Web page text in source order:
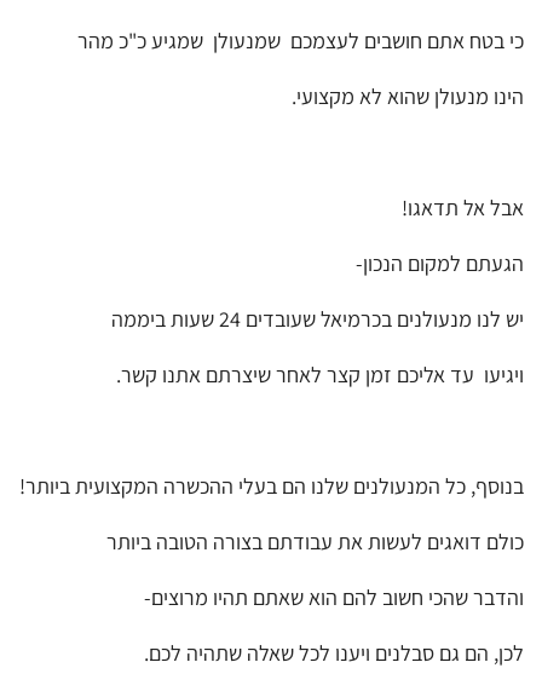
כי בטח אתם חושבים לעצמכם שמנעולן שמגיע כ"כ מהר
הינו מנעולן שהוא לא מקצועי.
אבל אל תדאגו!
הגעתם למקום הנכון-
יש לנו מנעולנים בכרמיאל שעובדים 24 שעות ביממה
ויגיעו עד אליכם זמן קצר לאחר שיצרתם אתנו קשר.
בנוסף, כל המנעולנים שלנו הם בעלי ההכשרה המקצועית ביותר!
כולם דואגים לעשות את עבודתם בצורה הטובה ביותר
והדבר שהכי חשוב להם הוא שאתם תהיו מרוצים-
לכן, הם גם סבלנים ויענו לכל שאלה שתהיה לכם.